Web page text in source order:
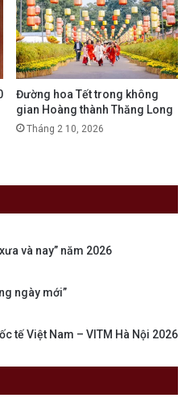
Đường hoa Tết trong không
gian Hoàng thành Thăng Long
Tháng 2 10, 2026
và nay” năm 2026
ngày mới”
tế Việt Nam – VITM Hà Nội 2026